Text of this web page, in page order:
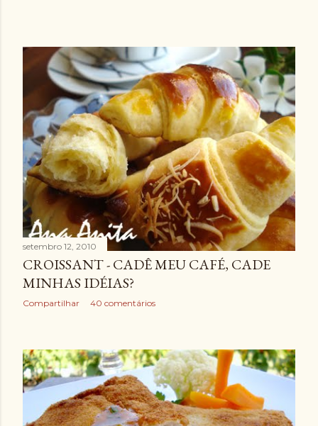
setembro 12, 2010
CROISSANT - CADÊ MEU CAFÉ, CADE
MINHAS IDÉIAS?
Compartilhar 40 comentários